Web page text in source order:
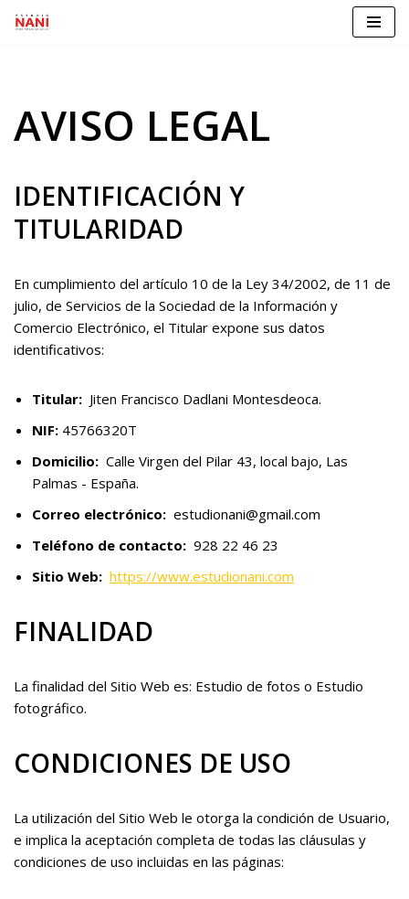
AVISO LEGAL
IDENTIFICACIÓN Y
TITULARIDAD
En cumplimiento del artículo 10 de la Ley 34/2002, de 11 de
julio, de Servicios de la Sociedad de la Información y
Comercio Electrónico, el Titular expone sus datos
identificativos:
Titular: Jiten Francisco Dadlani Montesdeoca.
NIF: 45766320T
Domicilio: Calle Virgen del Pilar 43, local bajo, Las
Palmas - España.
Correo electrónico: estudionani@gmail.com
Teléfono de contacto: 928 22 46 23
Sitio Web: https://www.estudionani.com
FINALIDAD
La finalidad del Sitio Web es: Estudio de fotos o Estudio
fotográfico.
CONDICIONES DE USO
La utilización del Sitio Web le otorga la condición de Usuario,
e implica la aceptación completa de todas las cláusulas y
condiciones de uso incluidas en las páginas: